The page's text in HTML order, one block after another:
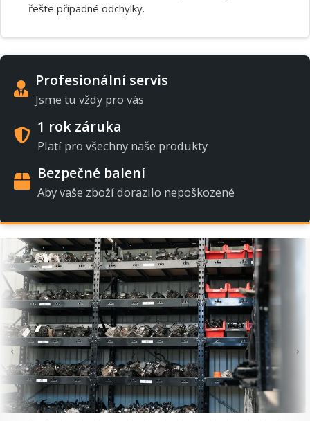
řešte případné odchylky.
Profesionální servis
Jsme tu vždy pro vás
1 rok záruka
Platí pro všechny naše produkty
Bezpečné balení
Aby vaše zboží dorazilo nepoškozené
‹ ›